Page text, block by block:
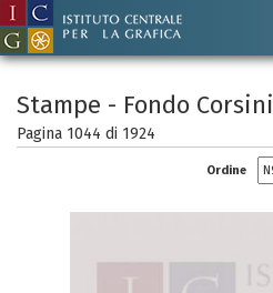
Stampe - Fondo Corsini
Pagina 1044 di 1924
Ordine